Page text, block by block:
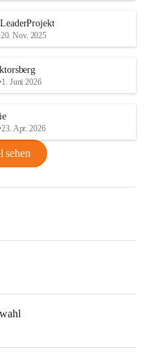
20. Nov. 2025
1. Juni 2026
23. Apr. 2026
sehen